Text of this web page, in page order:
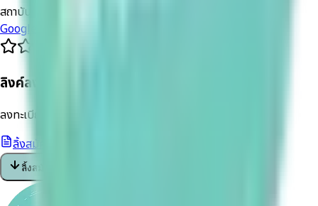
สถาบันเทคโนโลยีพระจอมเกล้าเจ้าคุณทหารลาดกระบัง
Google Maps
ลิงค์ลงทะเบียน
ลงทะเบียนเพื่อเข้าร่วมกิจกรรม
ลิ้งสมัคร
ลิ้งสมัคร